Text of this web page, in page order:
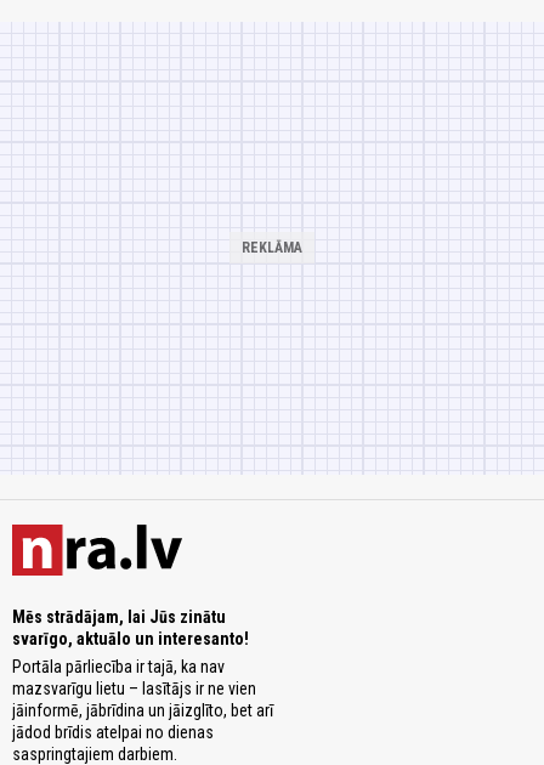
Mēs strādājam, lai Jūs zinātu
svarīgo, aktuālo un interesanto!
Portāla pārliecība ir tajā, ka nav
mazsvarīgu lietu – lasītājs ir ne vien
jāinformē, jābrīdina un jāizglīto, bet arī
jādod brīdis atelpai no dienas
saspringtajiem darbiem.